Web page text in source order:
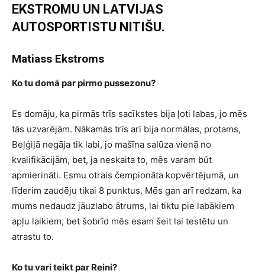
EKSTROMU UN LATVIJAS
AUTOSPORTISTU NITIŠU.
Matiass Ekstroms
Ko tu domā par pirmo pussezonu?
Es domāju, ka pirmās trīs sacīkstes bija ļoti labas, jo mēs
tās uzvarējām. Nākamās trīs arī bija normālas, protams,
Beļģijā negāja tik labi, jo mašīna salūza vienā no
kvalifikācijām, bet, ja neskaita to, mēs varam būt
apmierināti. Esmu otrais čempionāta kopvērtējumā, un
līderim zaudēju tikai 8 punktus. Mēs gan arī redzam, ka
mums nedaudz jāuzlabo ātrums, lai tiktu pie labākiem
apļu laikiem, bet šobrīd mēs esam šeit lai testētu un
atrastu to.
Ko tu vari teikt par Reini?